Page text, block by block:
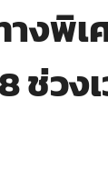
งพิ
วง